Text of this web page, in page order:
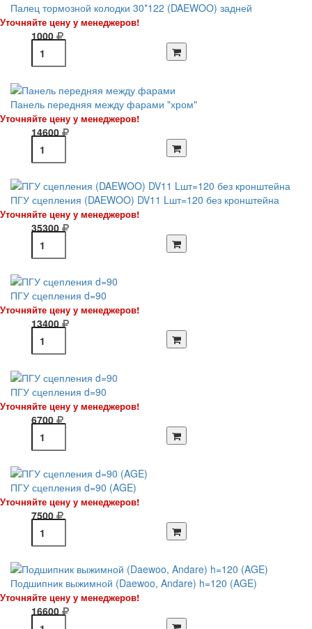
Палец тормозной колодки 30*122 (DAEWOO) задней
Уточняйте цену у менеджеров!
1000
Панель передняя между фарами "хром"
Уточняйте цену у менеджеров!
14600
ПГУ сцепления (DAEWOO) DV11 Lшт=120 без кронштейна
Уточняйте цену у менеджеров!
35300
ПГУ сцепления d=90
Уточняйте цену у менеджеров!
13400
ПГУ сцепления d=90
Уточняйте цену у менеджеров!
6700
ПГУ сцепления d=90 (AGE)
Уточняйте цену у менеджеров!
7500
Подшипник выжимной (Daewoo, Andare) h=120 (AGE)
Уточняйте цену у менеджеров!
16600